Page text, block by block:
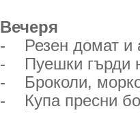
Вечеря
- Резен домат и
- Пуешки гърди
- Броколи,
- Купа пресни